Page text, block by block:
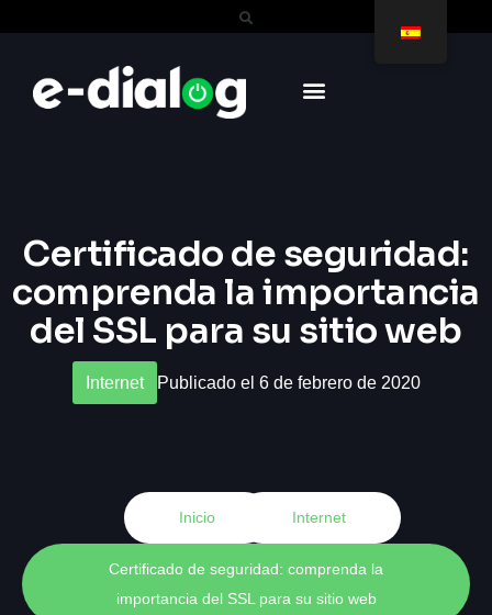
Certificado de seguridad:
comprenda la importancia
del SSL para su sitio web
Internet Publicado el 6 de febrero de 2020
Inicio Internet
Certificado de seguridad: comprenda la
importancia del SSL para su sitio web